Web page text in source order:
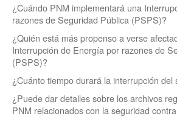
¿Cuándo PNM implementará una
razones de Seguridad Pública (PSPS)?
¿Quién está más propenso a verse
Interrupción de Energía por razones de
(PSPS)?
¿Cuánto tiempo durará la interrupción del
¿Puede dar detalles sobre los archivos
PNM relacionados con la seguridad